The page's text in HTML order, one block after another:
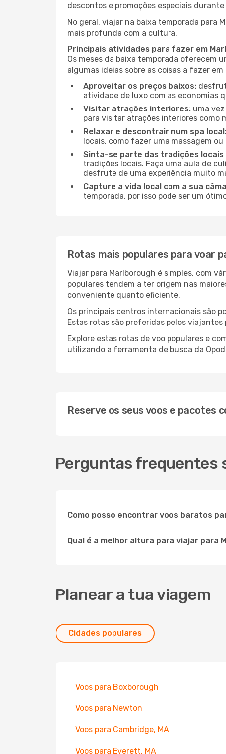
descontos e promoções especiais durante
No geral, viajar na baixa temporada para
mais profunda com a cultura.
Principais atividades para fazer em
Os meses da baixa temporada oferecem
algumas ideias sobre as coisas a fazer
Aproveitar os preços baixos:
atividade de luxo com as economias
Visitar atrações interiores: uma
para visitar atrações interiores como
Relaxar e descontrair num spa local:
locais, como fazer uma massagem
Sinta-se parte das tradições locais
tradições locais. Faça uma aula de
desfrute de uma experiência muito
Capture a vida local com a sua
temporada, por isso pode ser um
Rotas mais populares para voar
Viajar para Marlborough é simples, com
populares tendem a ter origem nas
conveniente quanto eficiente.
Os principais centros internacionais são
Estas rotas são preferidas pelos
Explore estas rotas de voo populares e
utilizando a ferramenta de busca da
Reserve os seus voos e pacotes
Perguntas frequentes
Como posso encontrar voos baratos
Qual é a melhor altura para viajar para
Planear a tua viagem
Cidades populares
Voos para Boxborough
Voos para Newton
Voos para Cambridge, MA
Voos para Everett, MA